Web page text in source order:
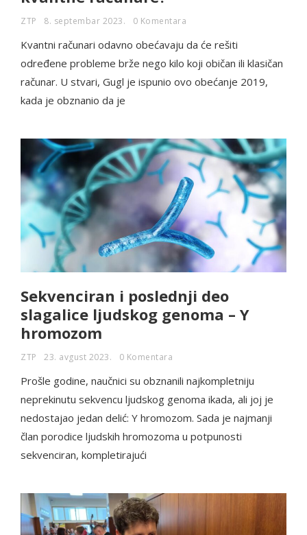
ZTP 8. septembar 2023. 0 Komentara
Kvantni računari odavno obećavaju da će rešiti
određene probleme brže nego kilo koji običan ili klasičan
računar. U stvari, Gugl je ispunio ovo obećanje 2019,
kada je obznanio da je
Sekvenciran i poslednji deo
slagalice ljudskog genoma – Y
hromozom
ZTP 23. avgust 2023. 0 Komentara
Prošle godine, naučnici su obznanili najkompletniju
neprekinutu sekvencu ljudskog genoma ikada, ali joj je
nedostajao jedan delić: Y hromozom. Sada je najmanji
član porodice ljudskih hromozoma u potpunosti
sekvenciran, kompletirajući